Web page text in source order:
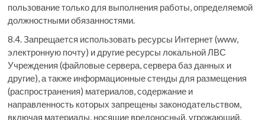
пользование только для выполнения работы, определяемой
должностными обязанностями.
8.4. Запрещается использовать ресурсы Интернет (www,
электронную почту) и другие ресурсы локальной ЛВС
Учреждения (файловые сервера, сервера баз данных и
другие), а также информационные стенды для размещения
(распространения) материалов, содержание и
направленность которых запрещены законодательством,
включая материалы, носящие вредоносный, угрожающий,